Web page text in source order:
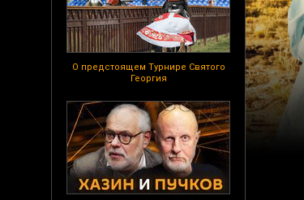
О предстоящем Турнире Святого
Георгия